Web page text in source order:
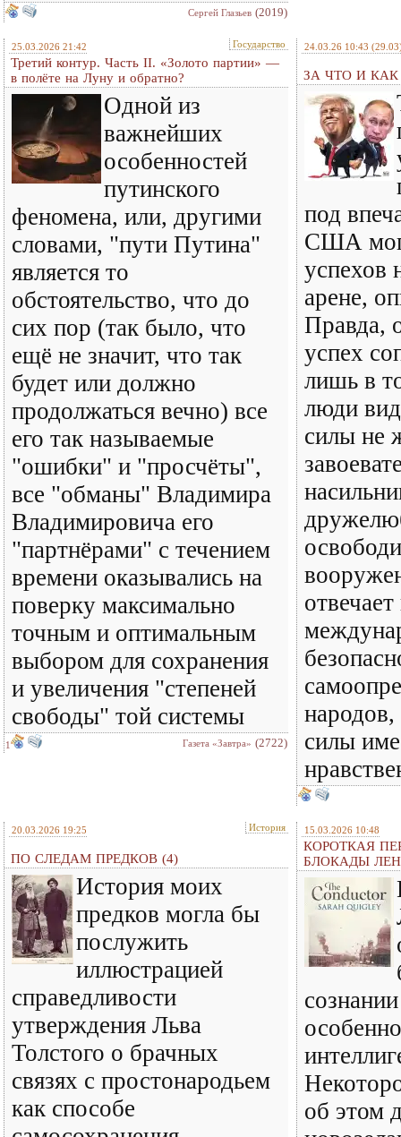
Сергей Глазьев (2019)
25.03.2026 21:42 Государство
Третий контур. Часть II. «Золото партии» —
в полёте на Луну и обратно?
Одной из
важнейших
особенностей
путинского
феномена, или, другими
словами, "пути Путина"
является то
обстоятельство, что до
сих пор (так было, что
ещё не значит, что так
будет или должно
продолжаться вечно) все
его так называемые
"ошибки" и "просчёты",
все "обманы" Владимира
Владимировича его
"партнёрами" с течением
времени оказывались на
поверку максимально
точным и оптимальным
выбором для сохранения
и увеличения "степеней
свободы" той системы
1 Газета «Завтра» (2722)
24.03.26 10:43
ЗА ЧТО И
под
США
успехов
арене,
Правда,
успех
лишь в
люди
силы не
силы
20.03.2026 19:25 История
ПО СЛЕДАМ ПРЕДКОВ (4)
История моих
предков могла бы
послужить
иллюстрацией
справедливости
утверждения Льва
Толстого о брачных
связях с простонародьем
как способе
15.03.2026 10:48
КОРОТКАЯ
БЛОКАДЫ
об этом